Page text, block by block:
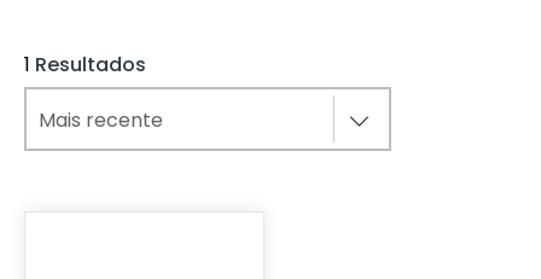
1 Resultados